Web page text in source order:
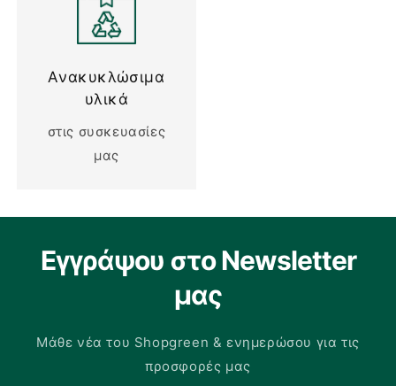
Ανακυκλώσιμα
υλικά
στις συσκευασίες
μας
Εγγράψου στο Newsletter
μας
Μάθε νέα του Shopgreen & ενημερώσου για τις
προσφορές μας